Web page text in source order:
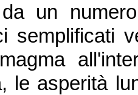
un
semplificati
le asperità